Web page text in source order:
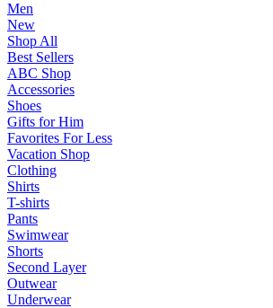
Men
New
Shop All
Best Sellers
ABC Shop
Accessories
Shoes
Gifts for Him
Favorites For Less
Vacation Shop
Clothing
Shirts
T-shirts
Pants
Swimwear
Shorts
Second Layer
Outwear
Underwear